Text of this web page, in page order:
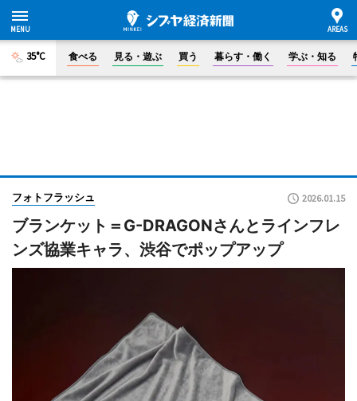
35°C 食べる 見る・遊ぶ 買う 暮らす・働く 学ぶ・知る
フォトフラッシュ 2026.01.15
ブランケット＝G-DRAGONさんとラインフレ
ンズ協業キャラ、渋谷でポップアップ